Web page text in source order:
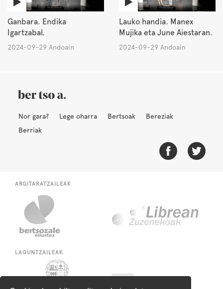
Ganbara. Endika
Igartzabal.
2024-09-29 Andoain
Lauko handia. Manex
Mujika eta June Aiestaran.
2024-09-29 Andoain
Nor gara? Lege oharra Bertsoak
Bereziak
Berriak
ARGITARATZAILEAK
LAGUNTZAILEAK